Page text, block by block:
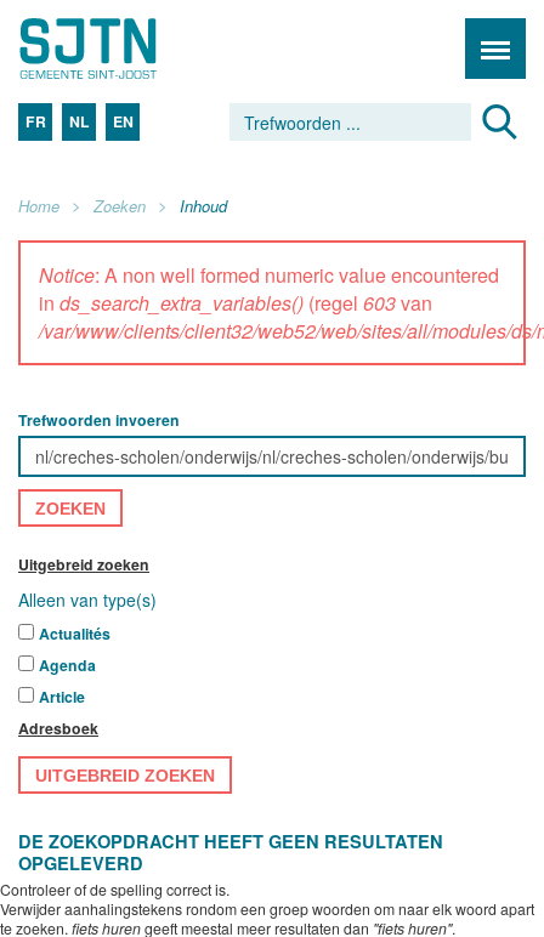
FR NL EN
Home Zoeken Inhoud
Notice: A non well formed numeric value encountered
in ds_search_extra_variables() (regel 603van
/var/www/clients/client32/web52/web/sites/all/modules/
Trefwoorden invoeren
ZOEKEN
Uitgebreid zoeken
Alleen van type(s)
Actualités
Agenda
Article
Adresboek
UITGEBREID ZOEKEN
DE ZOEKOPDRACHT HEEFT GEEN RESULTATEN
OPGELEVERD
Controleer of de spelling correct is.
Verwijder aanhalingstekens rondom een groep woorden om naar elk woord apart
te zoeken. fiets hurengeeft meestal meer resultaten dan "fiets huren".